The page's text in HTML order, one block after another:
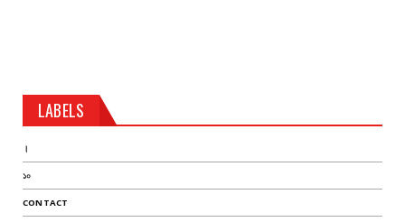
LABELS
।
১০
CONTACT